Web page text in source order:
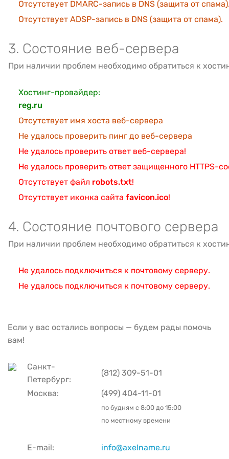
Отсутствует DMARC-запись в DNS (защита от
Отсутствует ADSP-запись в DNS (защита от спама).
3. Состояние веб-сервера
При наличии проблем необходимо обратиться к
Хостинг-провайдер:
reg.ru
Отсутствует имя хоста веб-сервера
Не удалось проверить пинг до веб-сервера
Не удалось проверить ответ веб-сервера!
Не удалось проверить ответ защищенного HTTPS-
Отсутствует файл robots.txt!
Отсутствует иконка сайта favicon.ico!
4. Состояние почтового сервера
При наличии проблем необходимо обратиться к
Не удалось подключиться к почтовому серверу.
Не удалось подключиться к почтовому серверу.
Если у вас остались вопросы — будем рады помочь
вам!
Санкт-
Петербург:
(812) 309-51-01
Москва: (499) 404-11-01
по будням с 8:00 до 15:00
по местному времени
E-mail:
info@axelname.ru